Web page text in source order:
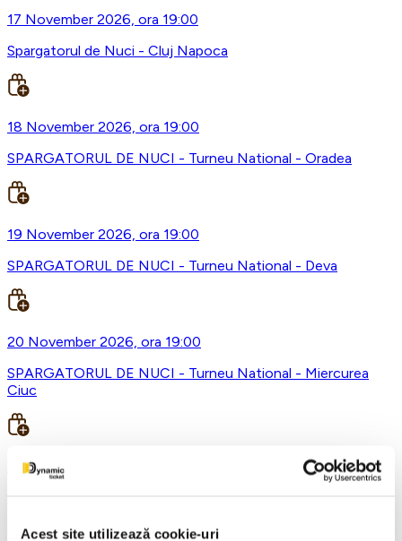
Acest site utilizează cookie-uri
17 November 2026, ora 19:00
Spargatorul de Nuci - Cluj Napoca
18 November 2026, ora 19:00
SPARGATORUL DE NUCI - Turneu National - Oradea
19 November 2026, ora 19:00
SPARGATORUL DE NUCI - Turneu National - Deva
20 November 2026, ora 19:00
SPARGATORUL DE NUCI - Turneu National - Miercurea
Ciuc
21 November 2026, ora 19:00